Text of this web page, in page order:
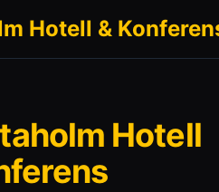
Hotell &
Hotell